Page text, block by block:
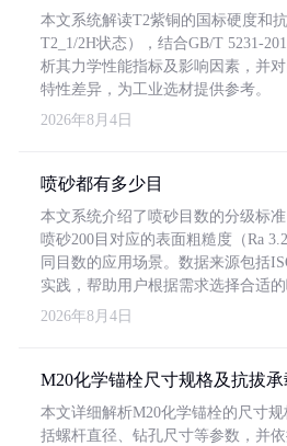
本文系统解读T2紫铜的国标硬度和
T2_1/2H状态），结合GB/T 5231-
析其力学性能指标及影响因素，并
特性差异，为工业选材提供参考。
2026年8月4日
喷砂都有多少目
本文系统介绍了喷砂目数的分级标
喷砂200目对应的表面粗糙度（Ra
同目数的应用场景。数据来源包括
实践，帮助用户根据需求选择合适的
2026年8月4日
M20化学锚栓尺寸规格及抗拔
本文详细解析M20化学锚栓的尺寸
括螺杆直径、钻孔尺寸等参数，并